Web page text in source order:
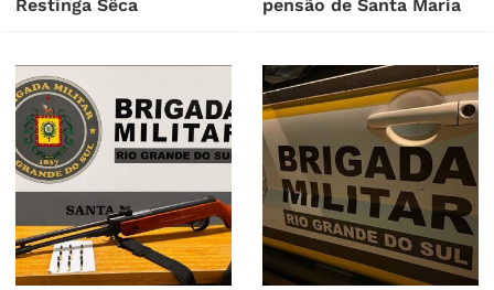
Restinga Sêca
pensão de Santa Maria